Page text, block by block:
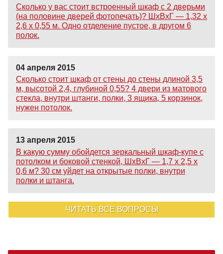
Сколько у вас стоит встроенный шкаф с 2 дверьми
(на половине дверей фотопечать)? ШхВхГ — 1,32 х
2,6 х 0,55 м. Одно отделение пустое, в другом 6
полок.
04 апреля 2015
Сколько стоит шкаф от стены до стены длиной 3,5
м, высотой 2,4, глубиной 0,55? 4 двери из матового
стекла, внутри штанги, полки, 3 ящика, 5 корзинок,
нужен потолок.
13 апреля 2015
В какую сумму обойдется зеркальный шкаф-купе с
потолком и боковой стенкой, ШхВхГ — 1,7 х 2,5 х
0,6 м? 30 см уйдет на открытые полки, внутри
полки и штанга.
ЧИТАТЬ ВСЕ ВОПРОСЫ